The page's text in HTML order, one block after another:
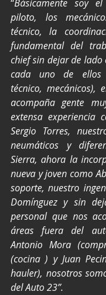
“Básicamente soy
piloto, los
técnico, la
fundamental del
chief sin dejar de lado
cada uno de ellos
técnico, mecánicos),
acompaña gente
extensa experiencia
Sergio Torres,
neumáticos y
Sierra, ahora la
nueva y joven como
soporte, nuestro
Domínguez y sin
personal que nos
áreas fuera del
Antonio Mora
(cocina ) y Juan
hauler), nosotros
del Auto 23”.